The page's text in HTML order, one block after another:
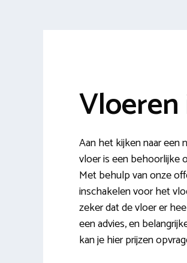
Aan het kijken naar een
vloer is een behoorlijke
Met behulp van onze
inschakelen voor het
zeker dat de vloer er
een advies, en
kan je hier prijzen